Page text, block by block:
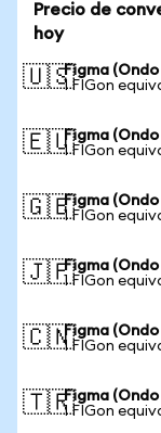
Precio de
hoy
🇺🇸Figma
1 FIGon
🇪🇺Figma
1 FIGon
🇬🇧Figma
1 FIGon
🇯🇵Figma
1 FIGon
🇨🇳Figma
1 FIGon
🇹🇷Figma
1 FIGon